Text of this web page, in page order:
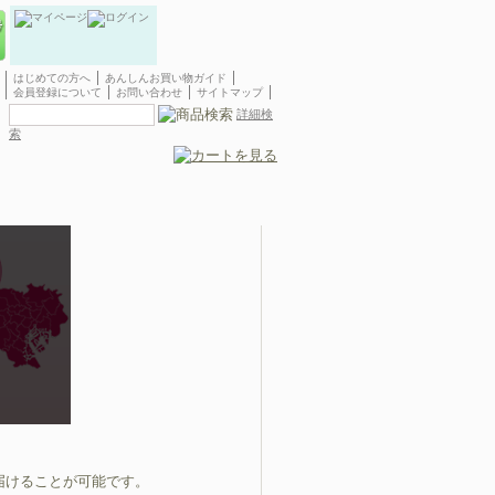
はじめての方へ
あんしんお買い物ガイド
会員登録について
お問い合わせ サイトマップ
詳細検
索
荻窪にお花をお届けならイイハナ・ドットコムの当日バイク便を
ることが可能です。